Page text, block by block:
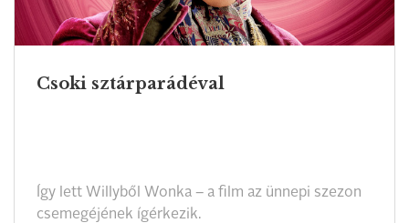
Csoki sztárparádéval
Így lett Willyből Wonka – a film az ünnepi szezon
csemegéjének ígérkezik.